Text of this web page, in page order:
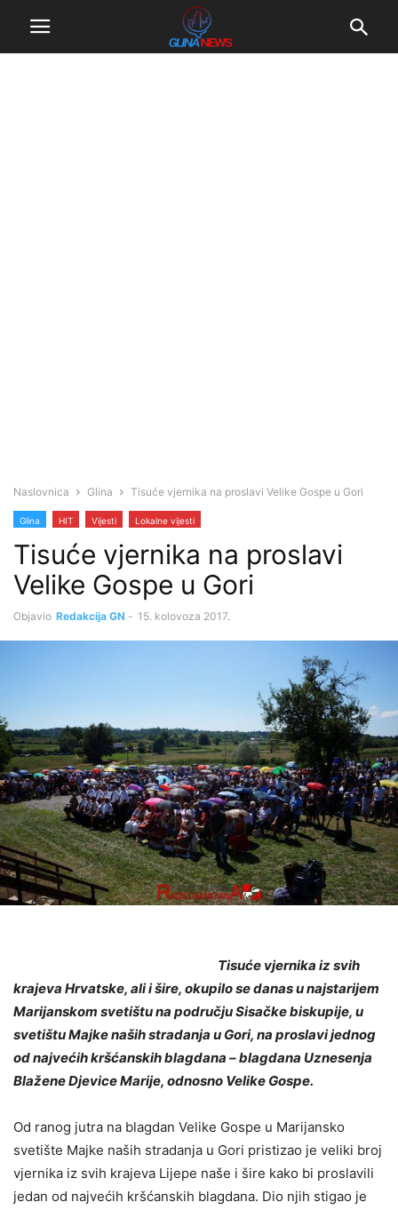
Naslovnica Glina Tisuće vjernika na proslavi Velike Gospe u Gori
Glina HIT Vijesti Lokalne vijesti
Tisuće vjernika na proslavi
Velike Gospe u Gori
Objavio Redakcija GN - 15. kolovoza 2017.
Tisuće vjernika iz svih
krajeva Hrvatske, ali i šire, okupilo se danas u najstarijem
Marijanskom svetištu na području Sisačke biskupije, u
svetištu Majke naših stradanja u Gori, na proslavi jednog
od najvećih kršćanskih blagdana – blagdana Uznesenja
Blažene Djevice Marije, odnosno Velike Gospe.
Od ranog jutra na blagdan Velike Gospe u Marijansko
svetište Majke naših stradanja u Gori pristizao je veliki broj
vjernika iz svih krajeva Lijepe naše i šire kako bi proslavili
jedan od najvećih kršćanskih blagdana. Dio njih stigao je